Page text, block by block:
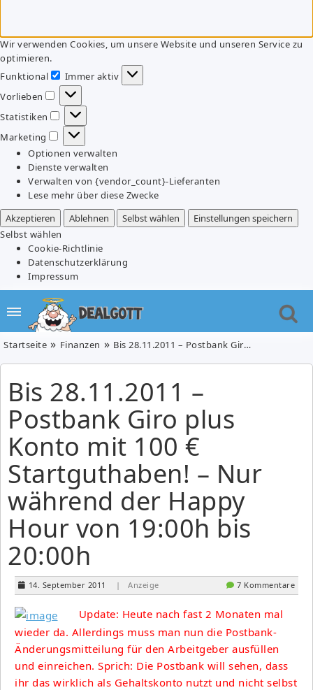
Wir verwenden Cookies, um unsere Website und unseren Service zu
optimieren.
Funktional
Funktional
Immer aktiv
Vorlieben
Vorlieben
Statistiken
Statistiken
Marketing
Marketing
Optionen verwalten
Dienste verwalten
Verwalten von {vendor_count}-Lieferanten
Lese mehr über diese Zwecke
Akzeptieren
Ablehnen Selbst wählen
Einstellungen speichern
Selbst wählen
Cookie-Richtlinie
Datenschutzerklärung
Impressum
Startseite Finanzen Bis 28.11.2011 – Postbank Giro plus Konto mit 100 € Startguthaben! – Nur während der Happy Hour von 19:00h bis 20:00h
Bis 28.11.2011 –
Postbank Giro plus
Konto mit 100 €
Startguthaben! – Nur
während der Happy
Hour von 19:00h bis
20:00h
14. September 2011 | Anzeige 7 Kommentare
Update: Heute nach fast 2 Monaten mal
wieder da. Allerdings muss man nun die Postbank-
Änderungsmitteilung für den Arbeitgeber ausfüllen
und einreichen. Sprich: Die Postbank will sehen, dass
ihr das wirklich als Gehaltskonto nutzt und nicht selbst